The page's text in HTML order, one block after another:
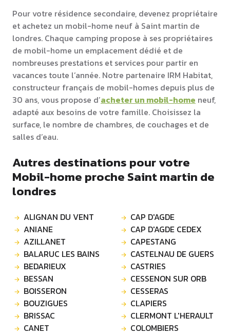
Pour votre résidence secondaire, devenez propriétaire
et achetez un mobil-home neuf à Saint martin de
londres. Chaque camping propose à ses propriétaires
de mobil-home un emplacement dédié et de
nombreuses prestations et services pour partir en
vacances toute l’année. Notre partenaire IRM Habitat,
constructeur français de mobil-homes depuis plus de
30 ans, vous propose d’acheter un mobil-home neuf,
adapté aux besoins de votre famille. Choisissez la
surface, le nombre de chambres, de couchages et de
salles d’eau.
Autres destinations pour votre
Mobil-home proche Saint martin de
londres
ALIGNAN DU VENT
ANIANE
AZILLANET
BALARUC LES BAINS
BEDARIEUX
BESSAN
BOISSERON
BOUZIGUES
BRISSAC
CANET
CAP D'AGDE
CAP D'AGDE CEDEX
CAPESTANG
CASTELNAU DE GUERS
CASTRIES
CESSENON SUR ORB
CESSERAS
CLAPIERS
CLERMONT L'HERAULT
COLOMBIERS